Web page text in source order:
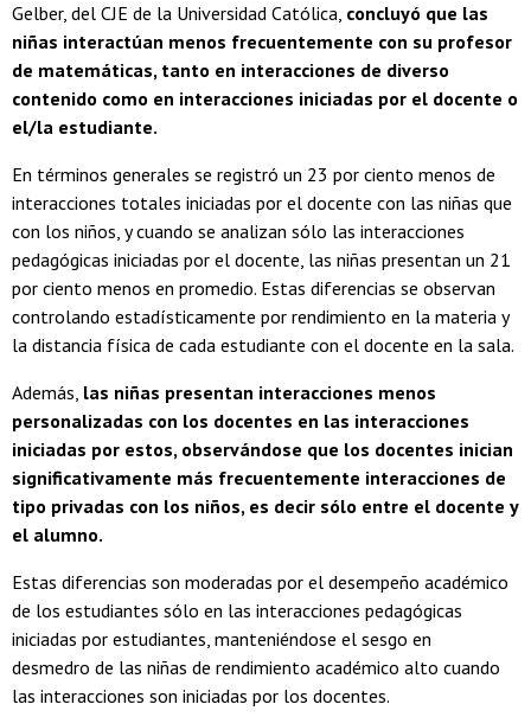
Gelber, del CJE de la Universidad Católica, concluyó que las
niñas interactúan menos frecuentemente con su profesor
de matemáticas, tanto en interacciones de diverso
contenido como en interacciones iniciadas por el docente o
el/la estudiante.
En términos generales se registró un 23 por ciento menos de
interacciones totales iniciadas por el docente con las niñas que
con los niños, y cuando se analizan sólo las interacciones
pedagógicas iniciadas por el docente, las niñas presentan un 21
por ciento menos en promedio. Estas diferencias se observan
controlando estadísticamente por rendimiento en la materia y
la distancia física de cada estudiante con el docente en la sala.
Además, las niñas presentan interacciones menos
personalizadas con los docentes en las interacciones
iniciadas por estos, observándose que los docentes inician
significativamente más frecuentemente interacciones de
tipo privadas con los niños, es decir sólo entre el docente y
el alumno.
Estas diferencias son moderadas por el desempeño académico
de los estudiantes sólo en las interacciones pedagógicas
iniciadas por estudiantes, manteniéndose el sesgo en
desmedro de las niñas de rendimiento académico alto cuando
las interacciones son iniciadas por los docentes.